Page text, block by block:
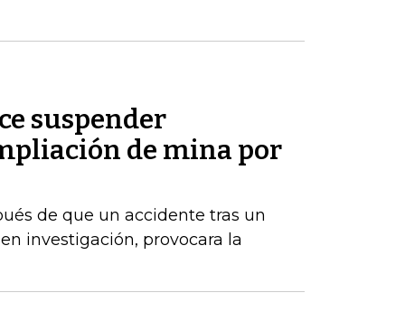
suspender
de mina por
de que un accidente tras un
investigación, provocara la